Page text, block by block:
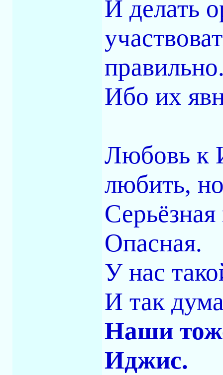
И делать
Ибо их
Любовь к
любить,
Опасная.
У нас
И так
Наши
Иджис.